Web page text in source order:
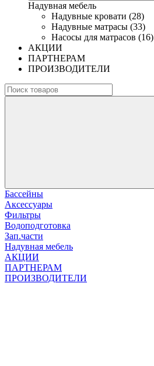
Надувная мебель
Надувные кровати (28)
Надувные матрасы (33)
Насосы для матрасов (16)
АКЦИИ
ПАРТНЕРАМ
ПРОИЗВОДИТЕЛИ
Бассейны
Аксессуары
Фильтры
Водоподготовка
Зап.части
Надувная мебель
АКЦИИ
ПАРТНЕРАМ
ПРОИЗВОДИТЕЛИ